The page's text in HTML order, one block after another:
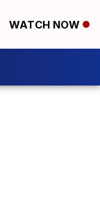
WATCH NOW